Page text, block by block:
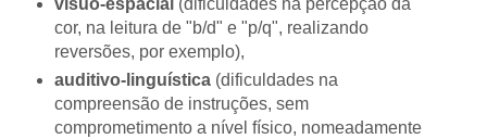
visuo-espacial (dificuldades na percepção da
cor, na leitura de "b/d" e "p/q", realizando
reversões, por exemplo),
auditivo-linguística(dificuldades na
compreensão de instruções, sem
comprometimento a nível físico, nomeadamente